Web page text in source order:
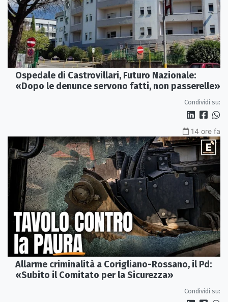
Ospedale di Castrovillari, Futuro Nazionale:
«Dopo le denunce servono fatti, non passerelle»
Condividi su:
14 ore fa
Allarme criminalità a Corigliano-Rossano, il Pd:
«Subito il Comitato per la Sicurezza»
Condividi su: